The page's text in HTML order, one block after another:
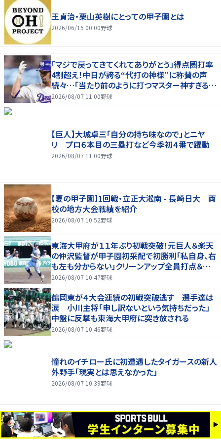
王貞治・栗山英樹にとっての甲子園とは
2026/06/15 00:00野球
「マジで戻ってきてくれてありがとう」得点圏打率
4割超え！中日が誇る“代打の神様”に称賛の声
続々…「当たり前のように打つマスター神すぎる」
「また初球で決めたな」
2026/08/07 11:00野球
【巨人】大城卓三「自分の持ち味なので」とニヤ
リ プロ６本目の三塁打など今季初４番で躍動
2026/08/07 11:00野球
【夏の甲子園】1回戦・立正大淞南 - 長崎日大 両
校の地方大会戦績を紹介
2026/08/07 10:52野球
東海大甲府が１１年ぶり初戦突破！元巨人＆楽天
の仲沢監督が甲子園初采配で初勝利「私自身、右
も左も分からない」クリーンアップ全員打点＆継
投も「理想的」
2026/08/07 10:47野球
鶴岡東が４大会連続の初戦突破逃す 選手達は
涙 小川主将「申し訳ないという気持ちだった」
中盤に反撃も東海大甲府に突き放される
2026/08/07 10:46野球
憧れのイチロー氏に初遭遇したタイガースの新人
外野手「現実とは思えなかった」
2026/08/07 10:39野球